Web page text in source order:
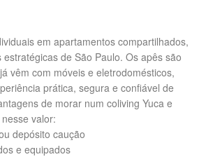
em apartamentos compartilhados,
de São Paulo. Os apês são
vêm com móveis e eletrodomésticos,
prática, segura e confiável de
de morar num coliving Yuca e
valor:
depósito caução
e equipados